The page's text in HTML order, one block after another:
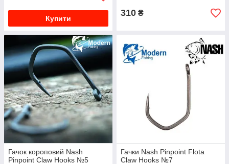
Купити
310 ₴
Гачок короповий Nash
Pinpoint Claw Hooks №5
Гачки Nash Pinpoint Flota
Claw Hooks №7